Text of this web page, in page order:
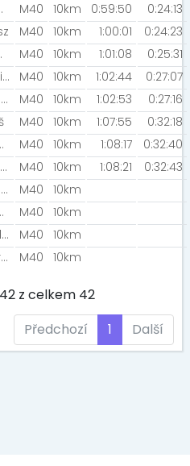
M40 10km 0:59:50
0:24:13
M40 10km 1:00:01
0:24:23
] M40 10km 1:01:08
0:25:31
Mráček Martin [Patria FInance] M40 10km 1:02:44
0:27:07
Zálešák Petr [Rozběháme Břeclav] M40 10km 1:02:53
0:27:16
M40 10km 1:07:55
0:32:18
M40 10km 1:08:17
0:32:40
Pressfreund Jiří M40 10km 1:08:21
0:32:43
Čejka Bořivoj [Triathlon Team Chrudim] M40
10km
team] M40
10km
Polakovič Milan M40
10km
Ryšávka Martin M40 10km
z celkem 42
Předchozí
1 Další